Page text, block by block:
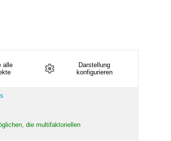
alle
Darstellung
konfigurieren
die multifaktoriellen